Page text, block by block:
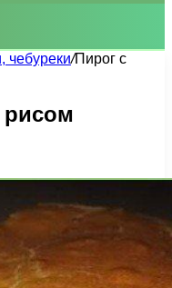
чебуреки/Пирог с
рисом